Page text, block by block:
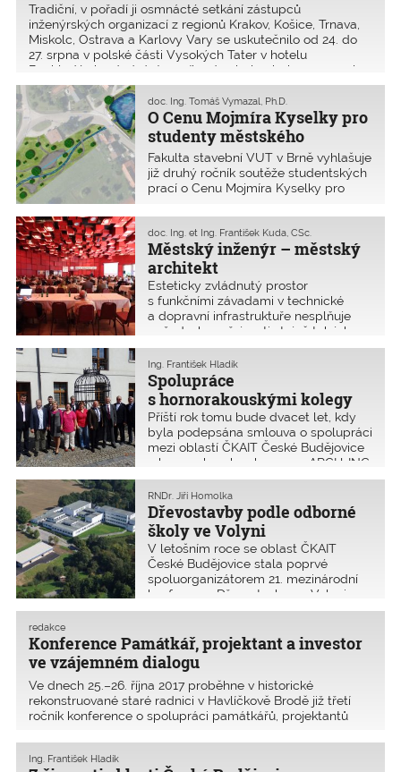
Tradiční, v pořadí ji osmnácté setkání zástupců
inženýrských organizací z regionů Krakov, Košice, Trnava,
Miskolc, Ostrava a Karlovy Vary se uskutečnilo od 24. do
27. srpna v polské části Vysokých Tater v hotelu
Bachledówka. Jednání prvního dne bylo obohaceno malou
osl
O Cenu Mojmíra Kyselky pro
studenty městského
inženýrství
doc. Ing. Tomáš Vymazal, Ph.D.
Fakulta stavební VUT v Brně vyhlašuje
již druhý ročník soutěže studentských
prací o Cenu Mojmíra Kyselky pro
programu městské inženýrství FAST
VUT v Brně. Soutěž je vypsána pro
studenty čtvrtých ročníků. Uzávěrka
přihlášek do dru
Městský inženýr – městský
architekt
doc. Ing. et Ing. František Kuda, CSc.
Esteticky zvládnutý prostor
s funkčními závadami v technické
a dopravní infrastruktuře nesplňuje
požadavky veřejnosti stejně tak jako
technicky dokonalý koncept
s estetickými nedostatky nesplňuje
požadavky žádoucí kulturní úrovně.
Letošní 22. mezinárodní konference
Mě
Spolupráce
s hornorakouskými kolegy
Ing. František Hladík
Příští rok tomu bude dvacet let, kdy
byla podepsána smlouva o spolupráci
mezi oblastí ČKAIT České Budějovice
a hornorakouskou komorou ARCH+ING
(nyní ZT-Kammer der
Ziviltechnikerinnen/Architektinnen und
Ingenieurinnen Oberösterreich und
Salzburg). Od roku 1998 proběhly
desítky spole
Dřevostavby podle odborné
školy ve Volyni
RNDr. Jiří Homolka
V letošním roce se oblast ČKAIT
České Budějovice stala poprvé
spoluorganizátorem 21. mezinárodní
konference Dřevostavby ve Volyni.
Vyšší odborná škola a Střední
spolupráci s Oblastní kanceláří ČKAIT
v Českých Budějovicích pořádala 1
Konference Památkář, projektant a investor
ve vzájemném dialogu
redakce
Ve dnech 25.–26. října 2017 proběhne v historické
rekonstruované staré radnici v Havlíčkově Brodě již třetí
ročník konference o spolupráci památkářů, projektantů
a ve spolupráci s ČKAIT a dalšími partne
Ing. František Hladík